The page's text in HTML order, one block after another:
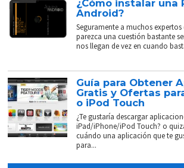
¿Cómo instalar una
Android?
Seguramente a muchos
parezca una cuestión bastante
nos llegan de vez en cuando
Guía para Obtener
Gratis y Ofertas
o iPod Touch
¿Te gustaría descargar
iPad/iPhone/iPod Touch? o
cuándo una aplicación que te
para...